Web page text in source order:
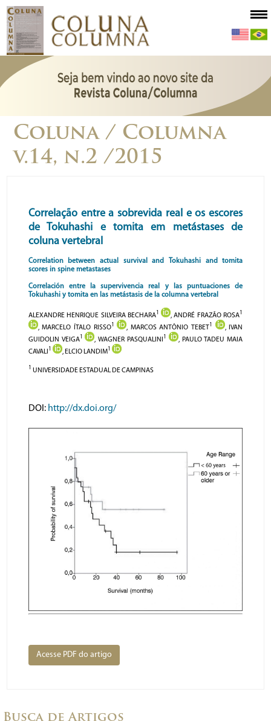
Coluna / Columna
v.14, n.2 /2015
Correlação entre a sobrevida real e os escores
de Tokuhashi e tomita em metástases de
coluna vertebral
Correlation between actual survival and Tokuhashi and tomita
scores in spine metastases
Correlación entre la supervivencia real y las puntuaciones de
Tokuhashi y tomita en las metástasis de la columna vertebral
ALEXANDRE HENRIQUE SILVEIRA BECHARA1 , ANDRÉ FRAZÃO ROSA1
, MARCELO ÍTALO RISSO1 , MARCOS ANTÔNIO TEBET1
, IVAN
GUIDOLIN VEIGA1 , WAGNER PASQUALINI 1
, PAULO TADEU MAIA
CAVALI 1 , ELCIO LANDIM1
1 UNIVERSIDADE ESTADUAL DE CAMPINAS
DOI: http://dx.doi.org/
Acesse PDF do artigo
Busca de Artigos